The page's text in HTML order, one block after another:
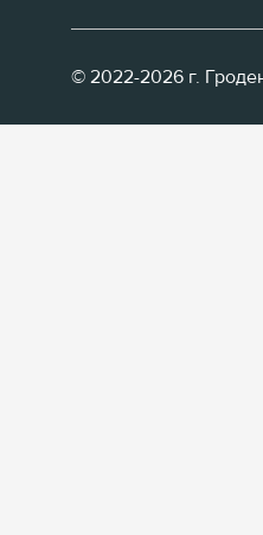
© 2022-2026 г.